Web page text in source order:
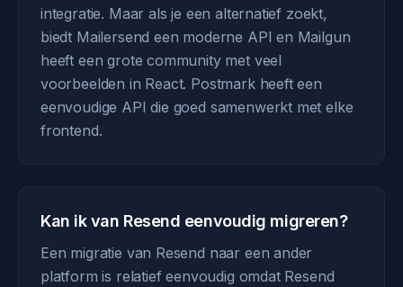
integratie. Maar als je een alternatief zoekt,
biedt Mailersend een moderne API en Mailgun
heeft een grote community met veel
voorbeelden in React. Postmark heeft een
eenvoudige API die goed samenwerkt met elke
frontend.
Kan ik van Resend eenvoudig migreren?
Een migratie van Resend naar een ander
platform is relatief eenvoudig omdat Resend